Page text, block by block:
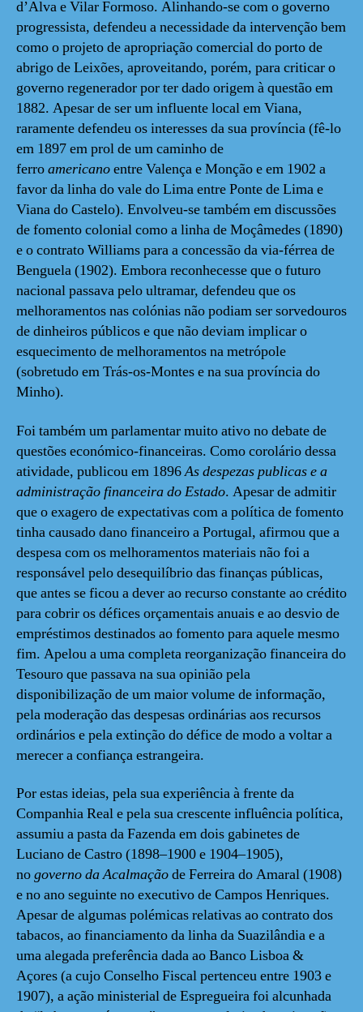
d’Alva e Vilar Formoso. Alinhando-se com o governo
progressista, defendeu a necessidade da intervenção bem
como o projeto de apropriação comercial do porto de
abrigo de Leixões, aproveitando, porém, para criticar o
governo regenerador por ter dado origem à questão em
1882. Apesar de ser um influente local em Viana,
raramente defendeu os interesses da sua província (fê-lo
em 1897 em prol de um caminho de
ferroamericanoentre Valença e Monção e em 1902 a
favor da linha do vale do Lima entre Ponte de Lima e
Viana do Castelo). Envolveu-se também em discussões
de fomento colonial como a linha de Moçâmedes (1890)
e o contrato Williams para a concessão da via-férrea de
Benguela (1902). Embora reconhecesse que o futuro
nacional passava pelo ultramar, defendeu que os
melhoramentos nas colónias não podiam ser sorvedouros
de dinheiros públicos e que não deviam implicar o
esquecimento de melhoramentos na metrópole
(sobretudo em Trás-os-Montes e na sua província do
Minho).
Foi também um parlamentar muito ativo no debate de
questões económico-financeiras. Como corolário dessa
atividade, publicou em 1896As despezas publicas e a
administração financeira do Estado. Apesar de admitir
que o exagero de expectativas com a política de fomento
tinha causado dano financeiro a Portugal, afirmou que a
despesa com os melhoramentos materiais não foi a
responsável pelo desequilíbrio das finanças públicas,
que antes se ficou a dever ao recurso constante ao crédito
para cobrir os défices orçamentais anuais e ao desvio de
empréstimos destinados ao fomento para aquele mesmo
fim. Apelou a uma completa reorganização financeira do
Tesouro que passava na sua opinião pela
disponibilização de um maior volume de informação,
pela moderação das despesas ordinárias aos recursos
ordinários e pela extinção do défice de modo a voltar a
merecer a confiança estrangeira.
Por estas ideias, pela sua experiência à frente da
Companhia Real e pela sua crescente influência política,
assumiu a pasta da Fazenda em dois gabinetes de
Luciano de Castro (1898–1900 e 1904–1905),
nogoverno da Acalmaçãode Ferreira do Amaral (1908)
e no ano seguinte no executivo de Campos Henriques.
Apesar de algumas polémicas relativas ao contrato dos
tabacos, ao financiamento da linha da Suazilândia e a
uma alegada preferência dada ao Banco Lisboa &
Açores (a cujo Conselho Fiscal pertenceu entre 1903 e
1907), a ação ministerial de Espregueira foi alcunhada